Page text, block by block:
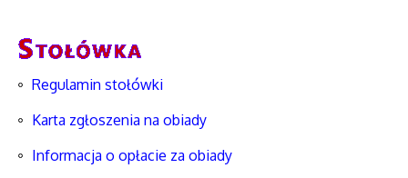
Regulamin stołówki
Karta zgłoszenia na obiady
Informacja o opłacie za obiady